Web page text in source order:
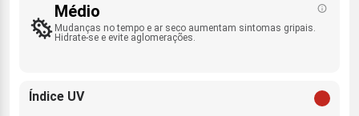
Médio
Mudanças no tempo e ar seco aumentam sintomas gripais.
Hidrate-se e evite aglomerações.
Índice UV